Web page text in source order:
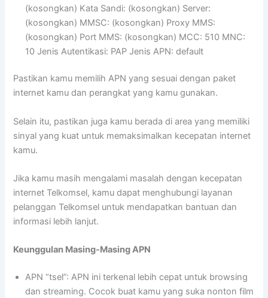
(kosongkan) Kata Sandi: (kosongkan) Server:
(kosongkan) MMSC: (kosongkan) Proxy MMS:
(kosongkan) Port MMS: (kosongkan) MCC: 510 MNC:
10 Jenis Autentikasi: PAP Jenis APN: default
Pastikan kamu memilih APN yang sesuai dengan paket
internet kamu dan perangkat yang kamu gunakan.
Selain itu, pastikan juga kamu berada di area yang memiliki
sinyal yang kuat untuk memaksimalkan kecepatan internet
kamu.
Jika kamu masih mengalami masalah dengan kecepatan
internet Telkomsel, kamu dapat menghubungi layanan
pelanggan Telkomsel untuk mendapatkan bantuan dan
informasi lebih lanjut.
Keunggulan Masing-Masing APN
APN “tsel”: APN ini terkenal lebih cepat untuk browsing
dan streaming. Cocok buat kamu yang suka nonton film